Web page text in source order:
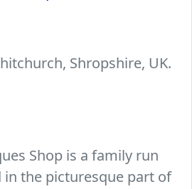
Shropshire, UK.
Shop is a family run
in the picturesque part of